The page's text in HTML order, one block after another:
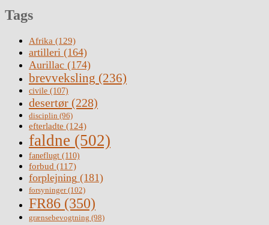
Tags
Afrika (129)
artilleri (164)
Aurillac (174)
brevveksling (236)
civile (107)
desertør (228)
disciplin (96)
efterladte (124)
faldne (502)
faneflugt (110)
forbud (117)
forplejning (181)
forsyninger(102)
FR86 (350)
grænsebevogtning (98)